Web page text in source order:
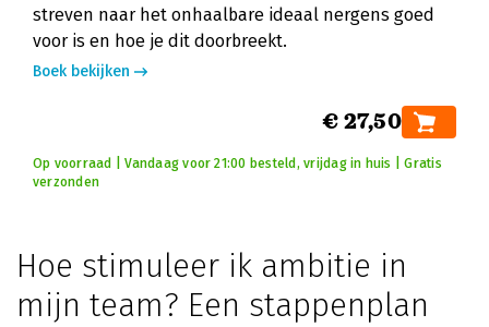
streven naar het onhaalbare ideaal nergens goed
voor is en hoe je dit doorbreekt.
Boek bekijken
€ 27,50
Op voorraad | Vandaag voor 21:00 besteld, vrijdag in huis | Gratis
verzonden
Hoe stimuleer ik ambitie in
mijn team? Een stappenplan